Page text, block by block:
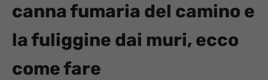
canna fumaria del camino e
la fuliggine dai muri, ecco
come fare